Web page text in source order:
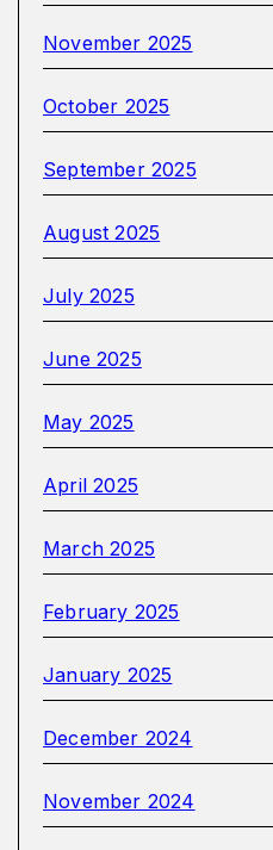
November 2025
October 2025
September 2025
August 2025
July 2025
June 2025
May 2025
April 2025
March 2025
February 2025
January 2025
December 2024
November 2024